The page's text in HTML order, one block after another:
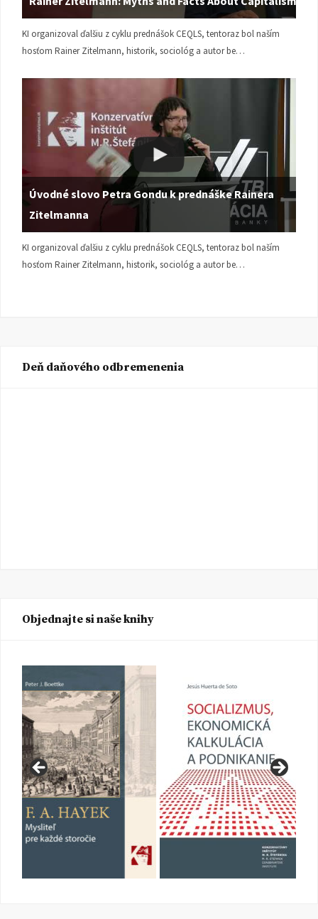
KI organizoval ďalšiu z cyklu prednášok CEQLS, tentoraz bol naším
hosťom Rainer Zitelmann, historik, sociológ a autor be…
Úvodné slovo Petra Gondu k prednáške Rainera
Zitelmanna
KI organizoval ďalšiu z cyklu prednášok CEQLS, tentoraz bol naším
hosťom Rainer Zitelmann, historik, sociológ a autor be…
Deň daňového odbremenenia
Objednajte si naše knihy